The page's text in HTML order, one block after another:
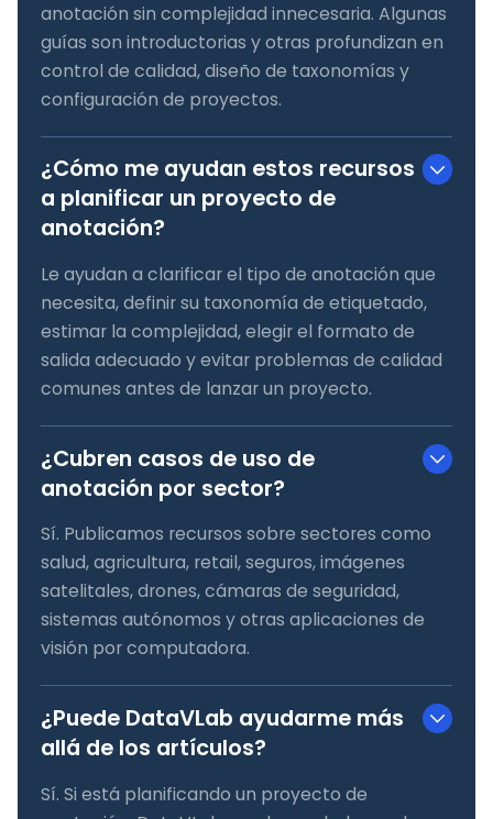
anotación sin complejidad innecesaria. Algunas
guías son introductorias y otras profundizan en
control de calidad, diseño de taxonomías y
configuración de proyectos.
¿Cómo me ayudan estos recursos
a planificar un proyecto de
anotación?
Le ayudan a clarificar el tipo de anotación que
necesita, definir su taxonomía de etiquetado,
estimar la complejidad, elegir el formato de
salida adecuado y evitar problemas de calidad
comunes antes de lanzar un proyecto.
¿Cubren casos de uso de
anotación por sector?
Sí. Publicamos recursos sobre sectores como
salud, agricultura, retail, seguros, imágenes
satelitales, drones, cámaras de seguridad,
sistemas autónomos y otras aplicaciones de
visión por computadora.
¿Puede DataVLab ayudarme más
allá de los artículos?
Sí. Si está planificando un proyecto de